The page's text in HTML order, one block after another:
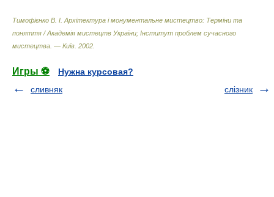
Тимофієнко В. І. Архітектура і монументальне мистецтво: Терміни та
поняття / Академія мистецтв України; Інститут проблем сучасного
мистецтва. — Київ 2002
Игры ⚽
Нужна курсовая?
сливняк
слізник